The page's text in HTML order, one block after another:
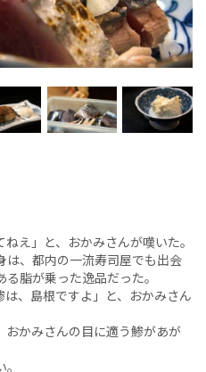
え」と、おかみさんが嘆いた。
は、都内の一流寿司屋でも出会
脂が乗った逸品だった。
は、島根ですよ」と、おかみさん
おかみさんの目に適う鯵があが